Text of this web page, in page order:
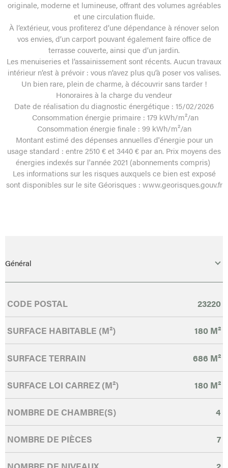
originale, moderne et lumineuse, offrant des volumes agréables
et une circulation fluide.
À l’extérieur, vous profiterez d’une dépendance à rénover selon
vos envies, d’un carport pouvant également faire office de
terrasse couverte, ainsi que d’un jardin.
Les menuiseries et l’assainissement sont récents. Aucun travaux
intérieur n’est à prévoir : vous n’avez plus qu’à poser vos valises.
Un bien rare, plein de charme, à découvrir sans tarder !
Honoraires à la charge du vendeur
Date de réalisation du diagnostic énergétique : 15/02/2026
Consommation énergie primaire : 179 kWh/m²/an
Consommation énergie finale : 99 kWh/m²/an
Montant estimé des dépenses annuelles d'énergie pour un
usage standard : entre 2510 € et 3440 € par an. Prix moyens des
énergies indexés sur l'année 2021 (abonnements compris)
Les informations sur les risques auxquels ce bien est exposé
sont disponibles sur le site Géorisques : www.georisques.gouv.fr
Général
Caractérisque Valeurs
CODE POSTAL 23220
SURFACE HABITABLE (M²) 180 M²
SURFACE TERRAIN 686 M²
SURFACE LOI CARREZ (M²) 180 M²
NOMBRE DE CHAMBRE(S) 4
NOMBRE DE PIÈCES 7